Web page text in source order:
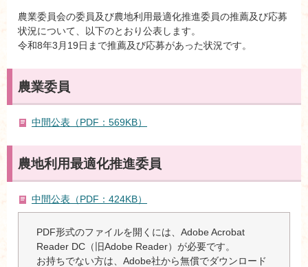
農業委員会の委員及び農地利用最適化推進委員の推薦及び応募
状況について、以下のとおり公表します。
令和8年3月19日まで推薦及び応募があった状況です。
農業委員
中間公表（PDF：569KB）
農地利用最適化推進委員
中間公表（PDF：424KB）
PDF形式のファイルを開くには、Adobe Acrobat
Reader DC（旧Adobe Reader）が必要です。
お持ちでない方は、Adobe社から無償でダウンロード